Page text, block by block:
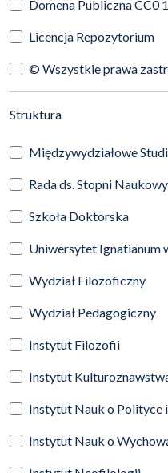
Domena Publiczna CC0
Licencja Repozytorium
© Wszystkie prawa
Struktura(automatyczne
Międzywydziałowe
Rada ds. Stopni
Szkoła Doktorska
Uniwersytet Ignatianum
Wydział Filozoficzny
Wydział Pedagogiczny
Instytut Filozofii
Instytut
Instytut Nauk o Polityce
Instytut Nauk o